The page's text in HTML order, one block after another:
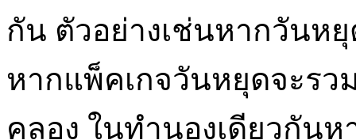
กัน ตัวอย่างเช่นหากวันห
หากแพ็คเกจวันหยุดจะรว
คลอง ในทำนองเดียวกัน